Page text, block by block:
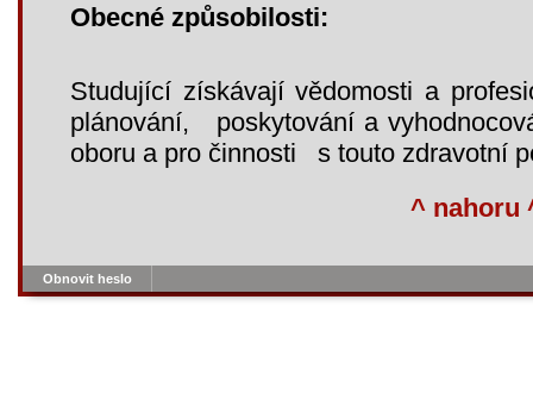
Obecné způsobilosti:
Studující získávají vědomosti a
plánování, poskytování a
oboru a pro činnosti s touto zdravotní
^ nahoru
Obnovit heslo